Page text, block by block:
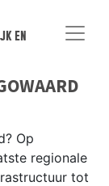
en
Op
regionale
tot